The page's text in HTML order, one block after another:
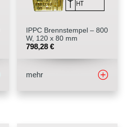
IPPC Brennstempel – 800
W, 120 x 80 mm
798,28€
mehr